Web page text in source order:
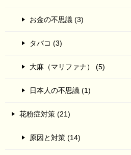
お金の不思議 (3)
タバコ (3)
大麻（マリファナ） (5)
日本人の不思議 (1)
花粉症対策 (21)
原因と対策 (14)